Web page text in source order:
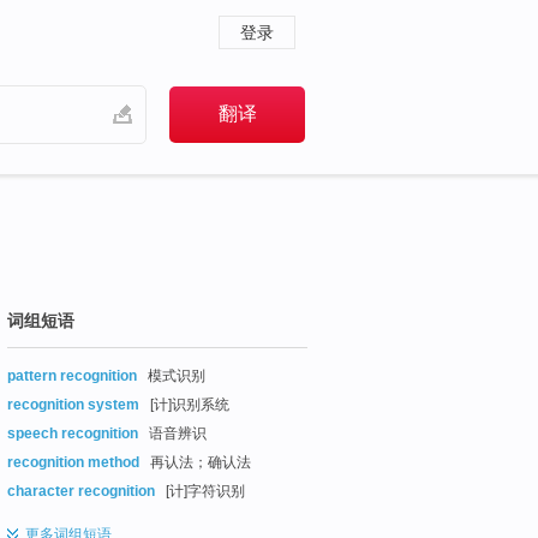
登录
词组短语
pattern recognition
模式识别
recognition system
[计]识别系统
speech recognition
语音辨识
recognition method
再认法；确认法
character recognition
[计]字符识别
更多词组短语